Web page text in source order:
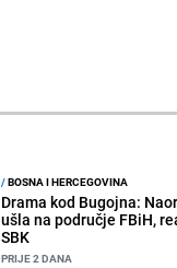
/BOSNA I HERCEGOVINA
Drama kod Bugojna:
ušla na područje FBiH,
SBK
PRIJE 2 DANA